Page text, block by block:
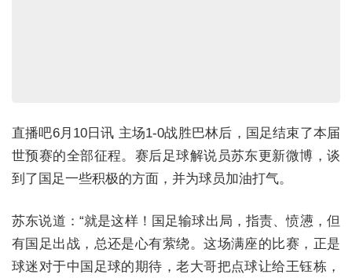
直播吧6月10日讯 主场1-0战胜巴林后，国足结束了本届
世预赛的全部征程。赛后足球解说员苏东更新微博，谈
到了国足一些积极的方面，并为球员加油打气。
苏东说道：“就是这样！国足输球出局，指责、愤懑，但
有国足出战，总还是心有萦绕。这场满座的比赛，正是
球迷对于中国足球的期待，老大哥把点球让给王钰栋，